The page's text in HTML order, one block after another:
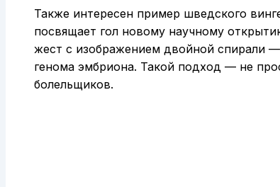
Также интересен пример шведского
посвящает гол новому научному
жест с изображением двойной спирали
генома эмбриона. Такой подход — не
болельщиков.